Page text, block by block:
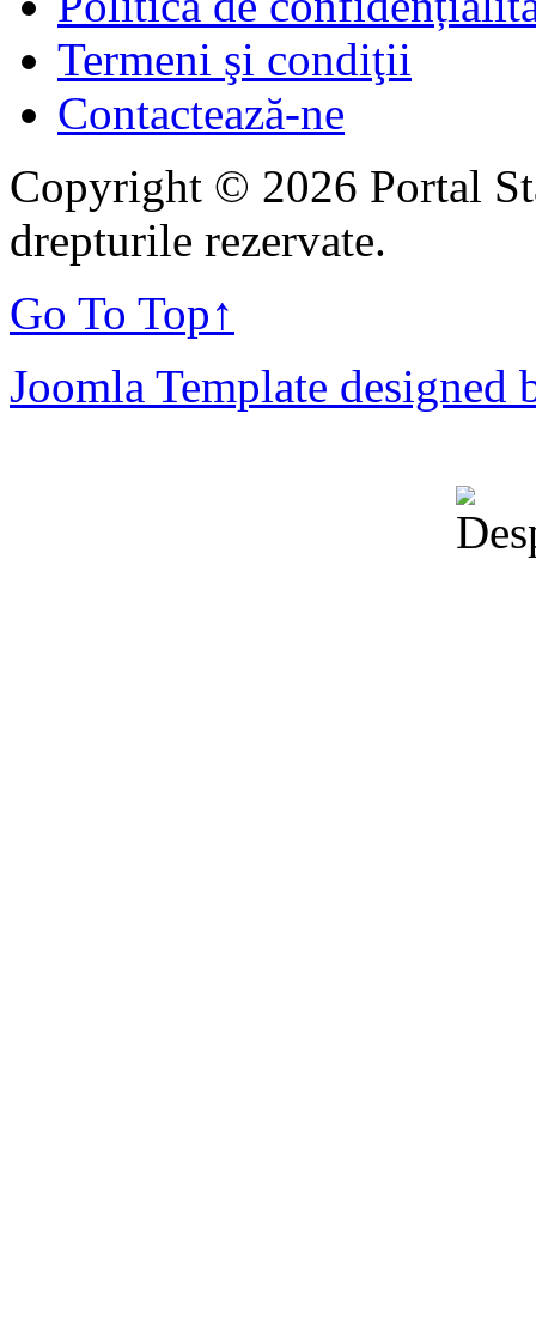
Termeni şi condiţii
Contactează-ne
Copyright © 2026 Portal
drepturile rezervate.
Go To Top↑
Joomla Template designed